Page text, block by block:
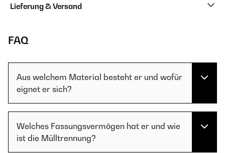
Lieferung & Versand
FAQ
Aus welchem Material besteht er und wofür
eignet er sich?
Welches Fassungsvermögen hat er und wie
ist die Mülltrennung?